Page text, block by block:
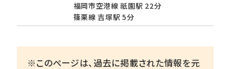
福岡市空港線 祇園駅 22分
篠栗線 吉塚駅 5分
※このページは、過去に掲載された情報を元